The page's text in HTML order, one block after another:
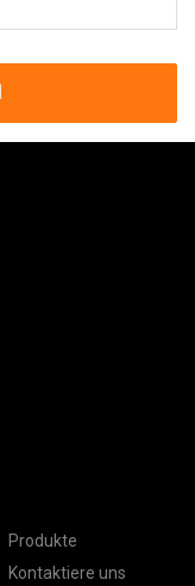
Produkte
Kontaktiere uns